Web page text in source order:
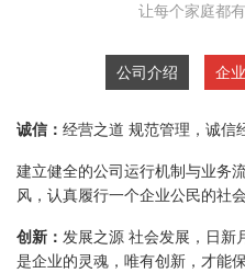
让每个家庭都
公司介绍 企
诚信： 经营之道 规范管理，诚信
建立健全的公司运行机制与业务
风，认真履行一个企业公民的社
创新： 发展之源 社会发展，日新
是企业的灵魂，唯有创新，才能